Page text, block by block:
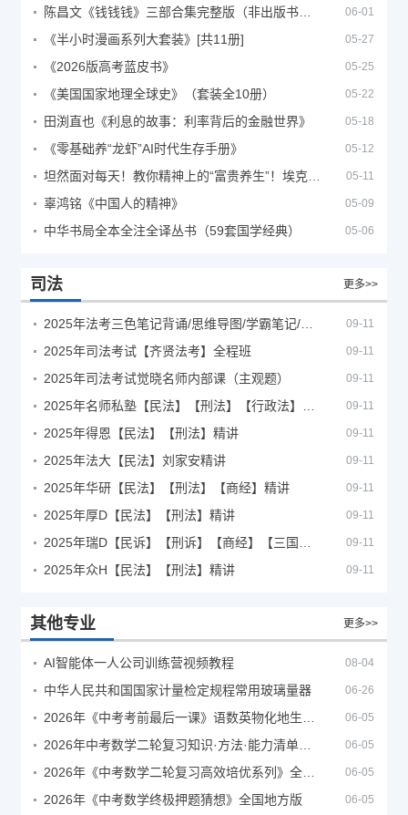
06-01
《半小时漫画系列大套装》[共11册] 05-27
《2026版高考蓝皮书》 05-25
《美国国家地理全球史》（套装全10册） 05-22
田渕直也《利息的故事：利率背后的金融世界》 05-18
《零基础养“龙虾”AI时代生存手册》 05-12
05-11
辜鸿铭《中国人的精神》 05-09
中华书局全本全注全译丛书（59套国学经典） 05-06
司法 更多>>
09-11
2025年司法考试【齐贤法考】全程班 09-11
2025年司法考试觉晓名师内部课（主观题） 09-11
09-11
2025年得恩【民法】【刑法】精讲 09-11
2025年法大【民法】刘家安精讲 09-11
2025年华研【民法】【刑法】【商经】精讲 09-11
2025年厚D【民法】【刑法】精讲 09-11
09-11
2025年众H【民法】【刑法】精讲 09-11
其他专业 更多>>
AI智能体一人公司训练营视频教程 08-04
中华人民共和国国家计量检定规程常用玻璃量器 06-26
06-05
06-05
06-05
2026年《中考数学终极押题猜想》全国地方版 06-05